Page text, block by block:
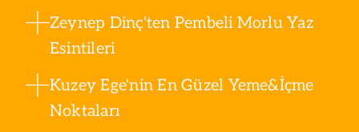
Zeynep Dinç'ten Pembeli Morlu Yaz
Esintileri
Kuzey Ege'nin En Güzel Yeme&İçme
Noktaları